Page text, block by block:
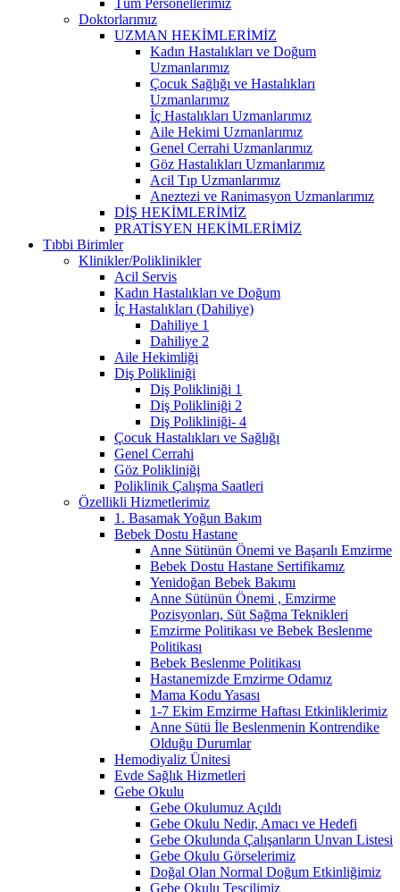
Doktorlarımız
UZMAN HEKİMLERİMİZ
Kadın Hastalıkları ve Doğum
Uzmanlarımız
Çocuk Sağlığı ve Hastalıkları
Uzmanlarımız
İç Hastalıkları Uzmanlarımız
Aile Hekimi Uzmanlarımız
Genel Cerrahi Uzmanlarımız
Göz Hastalıkları Uzmanlarımız
Acil Tıp Uzmanlarımız
Aneztezi ve Ranimasyon Uzmanlarımız
DİŞ HEKİMLERİMİZ
PRATİSYEN HEKİMLERİMİZ
Tıbbi Birimler
Klinikler/Poliklinikler
Acil Servis
Kadın Hastalıkları ve Doğum
İç Hastalıkları (Dahiliye)
Dahiliye 1
Dahiliye 2
Aile Hekimliği
Diş Polikliniği
Diş Polikliniği 1
Diş Polikliniği 2
Diş Polikliniği- 4
Çocuk Hastalıkları ve Sağlığı
Genel Cerrahi
Göz Polikliniği
Poliklinik Çalışma Saatleri
Özellikli Hizmetlerimiz
1. Basamak Yoğun Bakım
Bebek Dostu Hastane
Anne Sütünün Önemi ve Başarılı Emzirme
Bebek Dostu Hastane Sertifikamız
Yenidoğan Bebek Bakımı
Anne Sütünün Önemi , Emzirme
Pozisyonları, Süt Sağma Teknikleri
Emzirme Politikası ve Bebek Beslenme
Politikası
Bebek Beslenme Politikası
Hastanemizde Emzirme Odamız
Mama Kodu Yasası
1-7 Ekim Emzirme Haftası Etkinliklerimiz
Anne Sütü İle Beslenmenin Kontrendike
Olduğu Durumlar
Hemodiyaliz Ünitesi
Evde Sağlık Hizmetleri
Gebe Okulu
Gebe Okulumuz Açıldı
Gebe Okulu Nedir, Amacı ve Hedefi
Gebe Okulunda Çalışanların Unvan Listesi
Gebe Okulu Görselerimiz
Doğal Olan Normal Doğum Etkinliğimiz
Gebe Okulu Tescilimiz